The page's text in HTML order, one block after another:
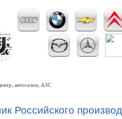
автосалон, АЗС
Российского